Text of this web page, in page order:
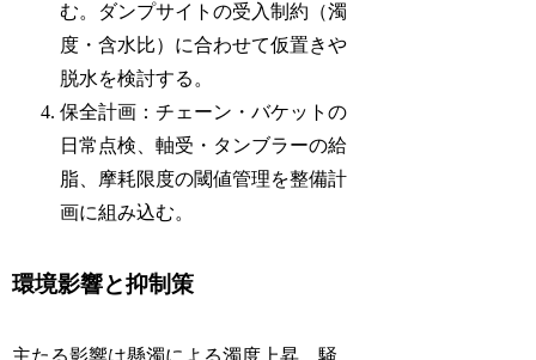
む。ダンプサイトの受入制約（濁
度・含水比）に合わせて仮置きや
脱水を検討する。
保全計画：チェーン・バケットの
日常点検、軸受・タンブラーの給
脂、摩耗限度の閾値管理を整備計
画に組み込む。
環境影響と抑制策